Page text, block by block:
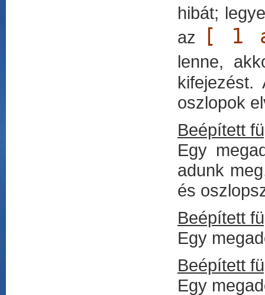
hibát;
az
[ 1
lenne,
oszlopok
Beépített
Egy
adunk
és
Beépített
Egy
Beépített
Egy